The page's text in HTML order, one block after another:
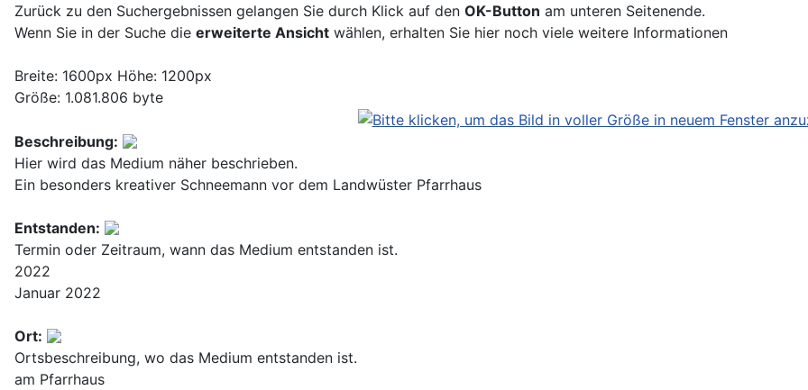
Zurück zu den Suchergebnissen gelangen Sie durch Klick auf den OK-Button am unteren Seitenende.
Wenn Sie in der Suche die erweiterte Ansicht wählen, erhalten Sie hier noch viele weitere Informationen
Breite: 1600px Höhe: 1200px
Größe: 1.081.806 byte
Beschreibung:
Hier wird das Medium näher beschrieben.
Ein besonders kreativer Schneemann vor dem Landwüster Pfarrhaus
Entstanden:
Termin oder Zeitraum, wann das Medium entstanden ist.
2022
Januar 2022
Ort:
Ortsbeschreibung, wo das Medium entstanden ist.
am Pfarrhaus